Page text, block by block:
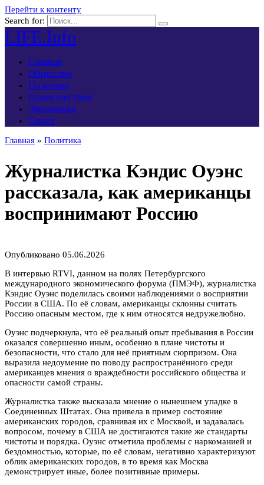
Перейти к контенту
Search for:
LIFE.Info
Главная
Общество
Политика
Происшествия
Экономика
Спорт
Главная » Политика
Журналистка Кэндис Оуэнс
рассказала, как американцы
воспринимают Россию
Опубликовано 05.06.2026
В интервью RTVI, данном на полях Петербургского
международного экономического форума (ПМЭФ), журналистка
Кэндис Оуэнс поделилась своими наблюдениями о восприятии
России в США. По её словам, американцы склонны считать
Россию опасным местом, где к ним относятся недружелюбно.
Оуэнс подчеркнула, что её реальный опыт пребывания в России
оказался совершенно иным, особенно в плане чистоты и
безопасности, что стало для неё приятным сюрпризом. Она
выразила недоумение по поводу распространённого среди
американцев мнения о враждебности российского общества и
опасности самой страны.
Журналистка также высказала мнение о нынешнем упадке в
Соединенных Штатах. Она привела в пример состояние
американских городов, сравнивая их с Москвой, и задавалась
вопросом, почему в США не достигаются такие же стандарты
чистоты и порядка. Оуэнс отметила проблемы с наркоманией и
бездомностью, которые, по её словам, негативно характеризуют
облик американских городов, в то время как Москва
демонстрирует иные, более позитивные примеры.